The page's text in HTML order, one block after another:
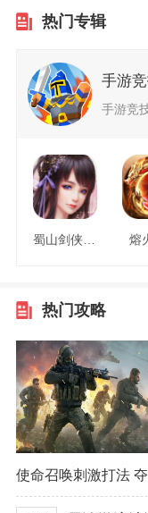
热门专辑
手游
手游竞
蜀山剑侠情缘 熔
热门攻略